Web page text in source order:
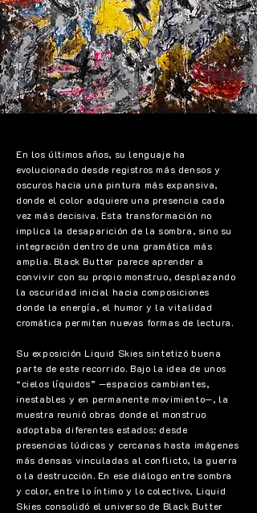
En los últimos años, su lenguaje ha
evolucionado desde registros más densos y
oscuros hacia una pintura más expansiva,
donde el color adquiere una presencia cada
vez más decisiva. Esta transformación no
implica la desaparición de la sombra, sino su
integración dentro de una gramática más
amplia. Black Butter parece aprender a
convivir con su propio monstruo, desplazando
la oscuridad inicial hacia composiciones
donde la energía, el humor y la vitalidad
cromática permiten nuevas formas de lectura.
Su exposición Liquid Skies sintetizó buena
parte de este recorrido. Bajo la idea de unos
“cielos líquidos” —espacios cambiantes,
inestables y en permanente movimiento—, la
muestra reunió obras donde el monstruo
adoptaba diferentes estados: desde
presencias lúdicas y cercanas hasta imágenes
más densas vinculadas al conflicto, la guerra
o la destrucción. En ese diálogo entre sombra
y color, entre lo íntimo y lo colectivo, Liquid
Skies consolidó el universo de Black Butter